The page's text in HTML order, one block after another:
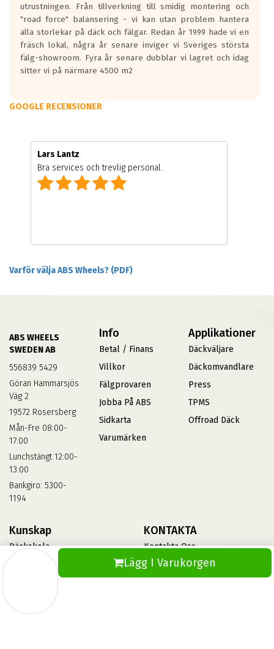
Lägg I Varukorgen
utrustningen. Från tillverkning till smidig montering och
"road force" balansering - vi kan utan problem hantera
alla storlekar på däck och fälgar. Redan år 1999 hade vi en
fräsch lokal, några år senare inviger vi Sveriges största
fälg-showroom. Fyra år senare dubblar vi lagret och idag
sitter vi på närmare 4500 m2
GOOGLE RECENSIONER
Lars Lantz
Bra services och trevlig personal.
Varför välja ABS Wheels? (PDF)
ABS WHEELS
SWEDEN AB
556839 5429
Göran Hammarsjös
Väg 2
19572 Rosersberg
Mån-Fre 08:00-
17:00
Lunchstängt 12:00-
13:00
Bankgiro: 5300-
1194
Info
Betal / Finans
Villkor
Fälgprovaren
Jobba På ABS
Sidkarta
Varumärken
Applikationer
Däckväljare
Däckomvandlare
Press
TPMS
Offroad Däck
Kunskap
Däckskola
Informationsbank Av Däck
Och Fälgar
KONTAKTA
Kontakta Oss
Vinterdäck